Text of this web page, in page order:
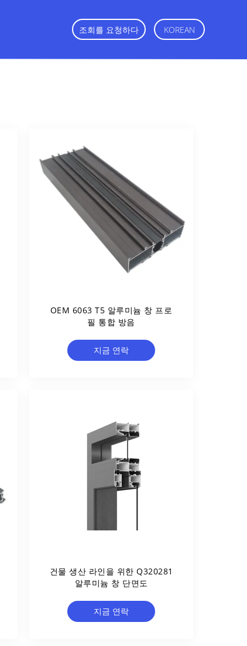
조회를 요청하다 KOREAN
OEM 6063 T5 알루미늄 창 프로
필 통합 방음
지금 연락
건물 생산 라인을 위한 Q320281
알루미늄 창 단면도
지금 연락